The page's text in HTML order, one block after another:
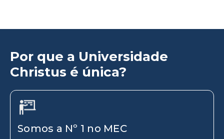
Por que a Universidade
Christus é única?
Somos a Nº 1 no MEC